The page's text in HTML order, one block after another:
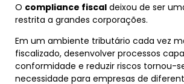
O compliance fiscal deixou de ser
restrita a grandes corporações.
Em um ambiente tributário cada vez
fiscalizado, desenvolver processos
conformidade e reduzir riscos tornou-
necessidade para empresas de